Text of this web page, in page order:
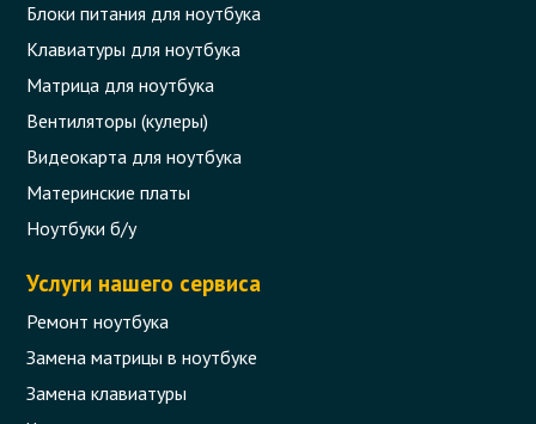
Блоки питания для ноутбука
Клавиатуры для ноутбука
Матрица для ноутбука
Вентиляторы (кулеры)
Видеокарта для ноутбука
Материнские платы
Ноутбуки б/у
Услуги нашего сервиса
Ремонт ноутбука
Замена матрицы в ноутбуке
Замена клавиатуры